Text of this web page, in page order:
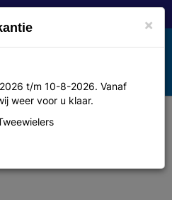
set disc xt g03s
×
t/m 10-8-2026. Vanaf
weer voor u klaar.